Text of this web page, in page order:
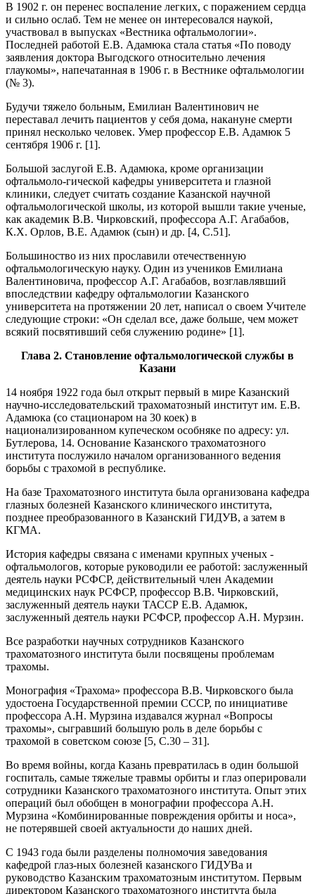
В 1902 г. он перенес воспаление легких, с поражением сердца
и сильно ослаб. Тем не менее он интересовался наукой,
участвовал в выпусках «Вестника офтальмологии».
Последней работой Е.В. Адамюка стала статья «По поводу
заявления доктора Выгодского относительно лечения
глаукомы», напечатанная в 1906 г. в Вестнике офтальмологии
(№ 3).
Будучи тяжело больным, Емилиан Валентинович не
переставал лечить пациентов у себя дома, накануне смерти
принял несколько человек. Умер профессор Е.В. Адамюк 5
сентября 1906 г. [1].
Большой заслугой Е.В. Адамюка, кроме организации
офтальмоло-гической кафедры университета и глазной
клиники, следует считать создание Казанской научной
офтальмологической школы, из которой вышли такие ученые,
как академик В.В. Чирковский, профессора А.Г. Агабабов,
К.Х. Орлов, В.Е. Адамюк (сын) и др. [4, C.51].
Большиноство из них прославили отечественную
офтальмологическую науку. Один из учеников Емилиана
Валентиновича, профессор А.Г. Агабабов, возглавлявший
впоследствии кафедру офтальмологии Казанского
университета на протяжении 20 лет, написал о своем Учителе
следующие строки: «Он сделал все, даже больше, чем может
всякий посвятивший себя служению родине» [1].
Глава 2. Становление офтальмологической службы в
Казани
14 ноября 1922 года был открыт первый в мире Казанский
научно-исследовательский трахоматозный институт им. Е.В.
Адамюка (со стационаром на 30 коек) в
национализированном купеческом особняке по адресу: ул.
Бутлерова, 14. Основание Казанского трахоматозного
института послужило началом организованного ведения
борьбы с трахомой в республике.
На базе Трахоматозного института была организована кафедра
глазных болезней Казанского клинического института,
позднее преобразованного в Казанский ГИДУВ, а затем в
КГМА.
История кафедры связана с именами крупных ученых -
офтальмологов, которые руководили ее работой: заслуженный
деятель науки РСФСР, действительный член Академии
медицинских наук РСФСР, профессор В.В. Чирковский,
заслуженный деятель науки ТАССР Е.В. Адамюк,
заслуженный деятель науки РСФСР, профессор А.Н. Мурзин.
Все разработки научных сотрудников Казанского
трахоматозного института были посвящены проблемам
трахомы.
Монография «Трахома» профессора В.В. Чирковского была
удостоена Государственной премии СССР, по инициативе
профессора А.Н. Мурзина издавался журнал «Вопросы
трахомы», сыгравший большую роль в деле борьбы с
трахомой в советском союзе [5, C.30 – 31].
Во время войны, когда Казань превратилась в один большой
госпиталь, самые тяжелые травмы орбиты и глаз оперировали
сотрудники Казанского трахоматозного института. Опыт этих
операций был обобщен в монографии профессора А.Н.
Мурзина «Комбинированные повреждения орбиты и носа»,
не потерявшей своей актуальности до наших дней.
С 1943 года были разделены полномочия заведования
кафедрой глаз-ных болезней казанского ГИДУВа и
руководство Казанским трахоматозным институтом. Первым
директором Казанского трахоматозного института была